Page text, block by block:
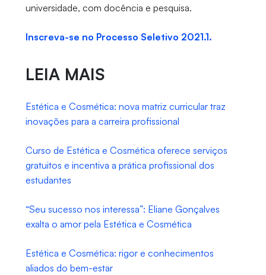
universidade, com docência e pesquisa.
Inscreva-se no Processo Seletivo 2021.1.
LEIA MAIS
Estética e Cosmética: nova matriz curricular traz
inovações para a carreira profissional
Curso de Estética e Cosmética oferece serviços
gratuitos e incentiva a prática profissional dos
estudantes
“Seu sucesso nos interessa”: Eliane Gonçalves
exalta o amor pela Estética e Cosmética
Estética e Cosmética: rigor e conhecimentos
aliados do bem-estar